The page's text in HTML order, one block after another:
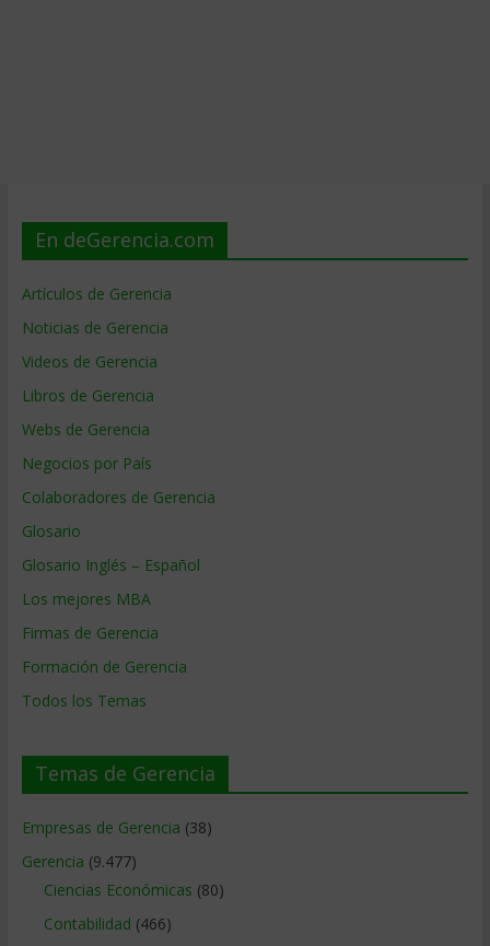
En deGerencia.com
Artículos de Gerencia
Noticias de Gerencia
Videos de Gerencia
Libros de Gerencia
Webs de Gerencia
Negocios por País
Colaboradores de Gerencia
Glosario
Glosario Inglés – Español
Los mejores MBA
Firmas de Gerencia
Formación de Gerencia
Todos los Temas
Temas de Gerencia
Empresas de Gerencia (38)
Gerencia (9.477)
Ciencias Económicas (80)
Contabilidad (466)